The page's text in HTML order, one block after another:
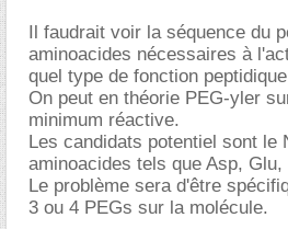
Il faudrait voir la séquence du
aminoacides nécessaires à
quel type de fonction
On peut en théorie PEG-yler
minimum réactive.
Les candidats potentiel sont le
aminoacides tels que Asp,
Le problème sera d'être
3 ou 4 PEGs sur la molécule.